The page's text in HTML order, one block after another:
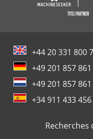
+44 20 331 800
+49 201 857
+49 201 857
+34 911 433 456
Recherches